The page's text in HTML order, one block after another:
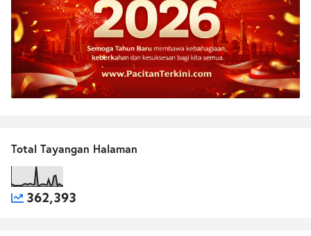
Total Tayangan Halaman
362,393